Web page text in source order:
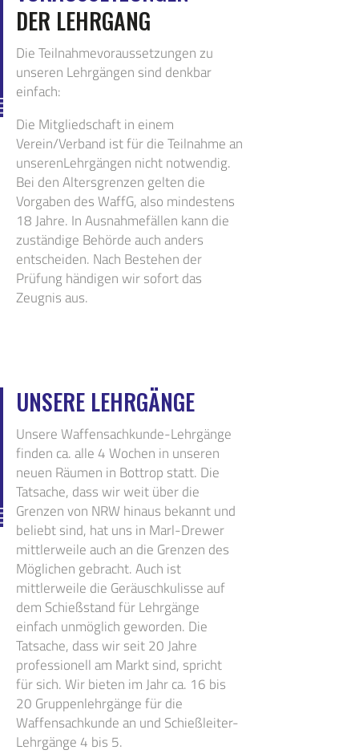
DER LEHRGANG
Die Teilnahmevoraussetzungen zu
unseren Lehrgängen sind denkbar
einfach:
Die Mitgliedschaft in einem
Verein/Verband ist für die Teilnahme an
unserenLehrgängen nicht notwendig.
Bei den Altersgrenzen gelten die
Vorgaben des WaffG, also mindestens
18 Jahre. In Ausnahmefällen kann die
zuständige Behörde auch anders
entscheiden. Nach Bestehen der
Prüfung händigen wir sofort das
Zeugnis aus.
UNSERE LEHRGÄNGE
Unsere Waffensachkunde-Lehrgänge
finden ca. alle 4 Wochen in unseren
neuen Räumen in Bottrop statt. Die
Tatsache, dass wir weit über die
Grenzen von NRW hinaus bekannt und
beliebt sind, hat uns in Marl-Drewer
mittlerweile auch an die Grenzen des
Möglichen gebracht. Auch ist
mittlerweile die Geräuschkulisse auf
dem Schießstand für Lehrgänge
einfach unmöglich geworden. Die
Tatsache, dass wir seit 20 Jahre
professionell am Markt sind, spricht
für sich. Wir bieten im Jahr ca. 16 bis
20 Gruppenlehrgänge für die
Waffensachkunde an und Schießleiter-
Lehrgänge 4 bis 5.